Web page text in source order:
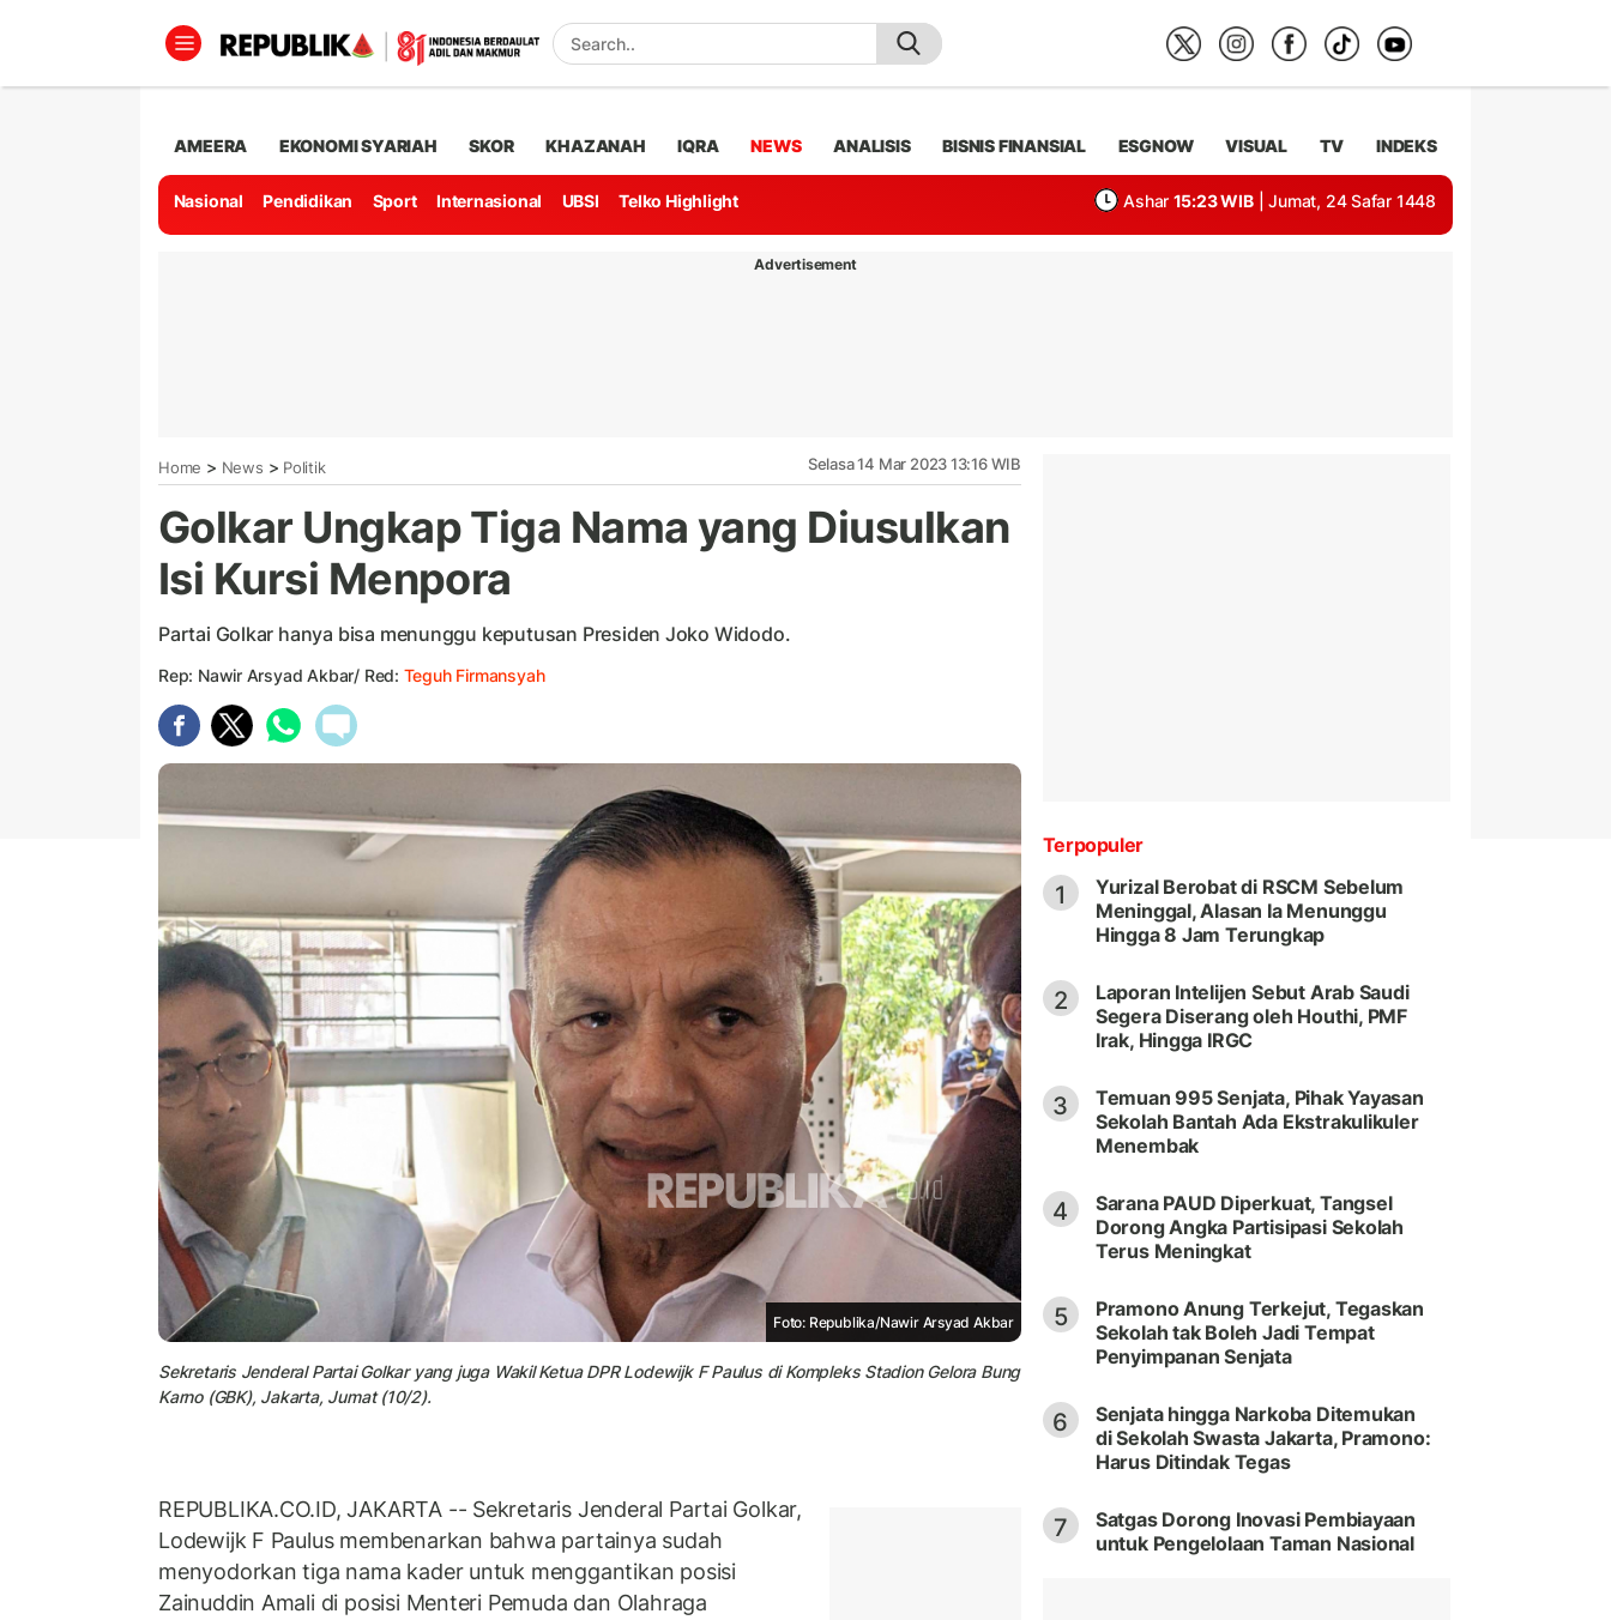
AMEERA EKONOMI SYARIAH SKOR KHAZANAH IQRA NEWS ANALISIS BISNIS FINANSIAL ESGNOW VISUAL TV INDEKS
Nasional Pendidikan Sport Internasional UBSI Telko Highlight Ashar 15:23 WIB | Jumat, 24 Safar 1448
Advertisement
Home > News > Politik Selasa 14 Mar 2023 13:16 WIB
Golkar Ungkap Tiga Nama yang Diusulkan
Isi Kursi Menpora
Partai Golkar hanya bisa menunggu keputusan Presiden Joko Widodo.
Rep: Nawir Arsyad Akbar/ Red: Teguh Firmansyah
Foto: Republika/Nawir Arsyad Akbar
Sekretaris Jenderal Partai Golkar yang juga Wakil Ketua DPR Lodewijk F Paulus di Kompleks Stadion Gelora Bung
Karno (GBK), Jakarta, Jumat (10/2).
REPUBLIKA.CO.ID, JAKARTA -- Sekretaris Jenderal Partai Golkar,
Lodewijk F Paulus membenarkan bahwa partainya sudah
menyodorkan tiga nama kader untuk menggantikan posisi
Zainuddin Amali di posisi Menteri Pemuda dan Olahraga
Terpopuler
1
Yurizal Berobat di RSCM Sebelum
Meninggal, Alasan Ia Menunggu
Hingga 8 Jam Terungkap
2
Laporan Intelijen Sebut Arab Saudi
Segera Diserang oleh Houthi, PMF
Irak, Hingga IRGC
3
Temuan 995 Senjata, Pihak Yayasan
Sekolah Bantah Ada Ekstrakulikuler
Menembak
4
Sarana PAUD Diperkuat, Tangsel
Dorong Angka Partisipasi Sekolah
Terus Meningkat
5
Pramono Anung Terkejut, Tegaskan
Sekolah tak Boleh Jadi Tempat
Penyimpanan Senjata
6
Senjata hingga Narkoba Ditemukan
di Sekolah Swasta Jakarta, Pramono:
Harus Ditindak Tegas
7
Satgas Dorong Inovasi Pembiayaan
untuk Pengelolaan Taman Nasional